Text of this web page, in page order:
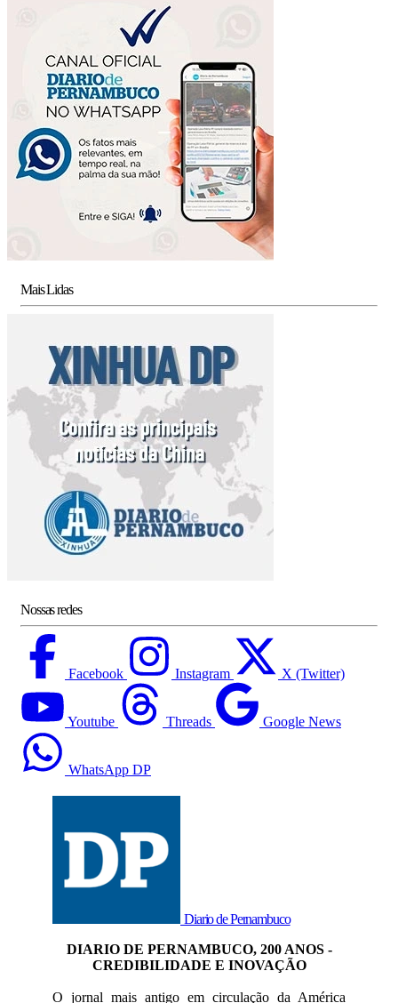
Mais Lidas
Nossas redes
Facebook Instagram X (Twitter)
Youtube Threads Google News
WhatsApp DP
Diario de Pernambuco
DIARIO DE PERNAMBUCO, 200 ANOS -
CREDIBILIDADE E INOVAÇÃO
O jornal mais antigo em circulação da América